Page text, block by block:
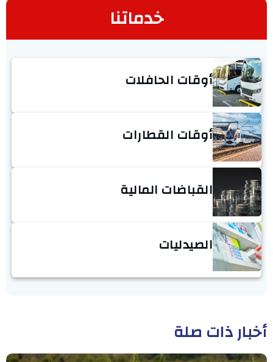
خدماتنا
أوقات الحافلات
أوقات القطارات
القباضات المالية
الصيدليات
أخبار ذات صلة